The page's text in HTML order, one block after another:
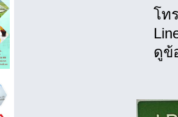
โทร
Line
ดูข้อ